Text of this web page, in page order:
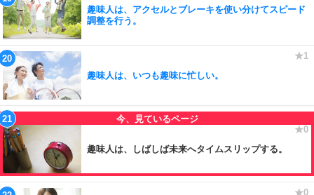
趣味人は、アクセルとブレーキを使い分けてスピード
調整を行う。
趣味人は、いつも趣味に忙しい。
趣味人は、しばしば未来へタイムスリップする。